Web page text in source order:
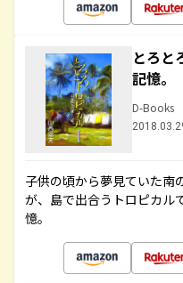
とろと
記憶
D-Books
子供の頃から夢見ていた南
が、島で出合うトロピカル
憶。